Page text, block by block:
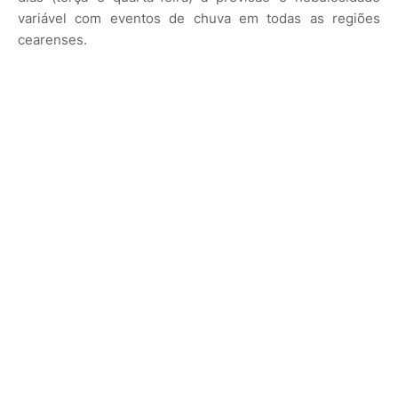
variável com eventos de chuva em todas as regiões
cearenses.